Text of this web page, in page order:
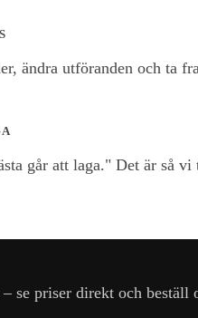
ändra utföranden och ta
går att laga." Det är så
se priser direkt och beställ